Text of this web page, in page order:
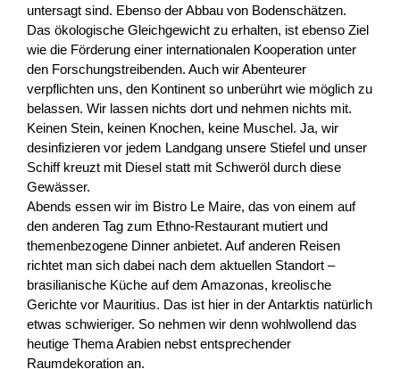
untersagt sind. Ebenso der Abbau von Bodenschätzen.
Das ökologische Gleichgewicht zu erhalten, ist ebenso Ziel
wie die Förderung einer internationalen Kooperation unter
den Forschungstreibenden. Auch wir Abenteurer
verpflichten uns, den Kontinent so unberührt wie möglich zu
belassen. Wir lassen nichts dort und nehmen nichts mit.
Keinen Stein, keinen Knochen, keine Muschel. Ja, wir
desinfizieren vor jedem Landgang unsere Stiefel und unser
Schiff kreuzt mit Diesel statt mit Schweröl durch diese
Gewässer.
Abends essen wir im Bistro Le Maire, das von einem auf
den anderen Tag zum Ethno-Restaurant mutiert und
themenbezogene Dinner anbietet. Auf anderen Reisen
richtet man sich dabei nach dem aktuellen Standort –
brasilianische Küche auf dem Amazonas, kreolische
Gerichte vor Mauritius. Das ist hier in der Antarktis natürlich
etwas schwieriger. So nehmen wir denn wohlwollend das
heutige Thema Arabien nebst entsprechender
Raumdekoration an.